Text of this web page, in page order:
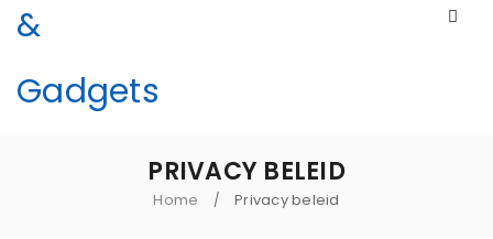
PRIVACY BELEID
Home / Privacy beleid